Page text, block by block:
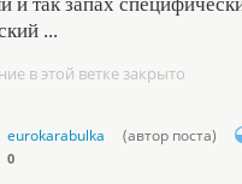
...
в этой ветке закрыто
eurokarabulka (автор поста)
0